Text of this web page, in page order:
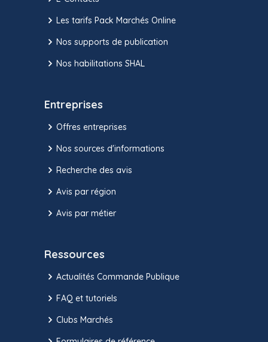
Les tarifs Pack Marchés Online
Nos supports de publication
Nos habilitations SHAL
Entreprises
Offres entreprises
Nos sources d'informations
Recherche des avis
Avis par région
Avis par métier
Ressources
Actualités Commande Publique
FAQ et tutoriels
Clubs Marchés